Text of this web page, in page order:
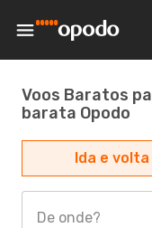
Voos Baratos
barata Opodo
Ida e volta
De onde?